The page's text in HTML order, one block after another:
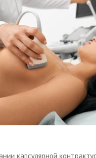
капсулярной